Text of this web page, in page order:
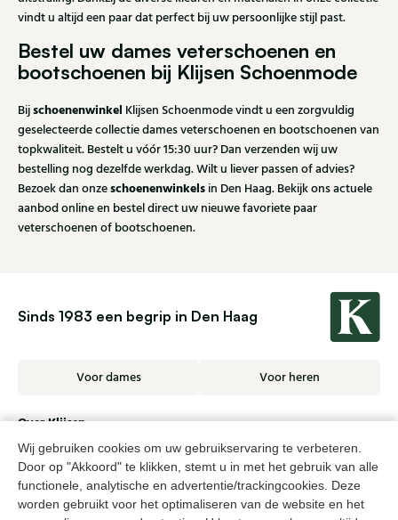
Wij gebruiken cookies om uw gebruikservaring te verbeteren.
Door op "Akkoord" te klikken, stemt u in met het gebruik van alle
functionele, analytische en advertentie/trackingcookies. Deze
worden gebruikt voor het optimaliseren van de website en het
vindt u altijd een paar dat perfect bij uw persoonlijke stijl past.
Bestel uw dames veterschoenen en
bootschoenen bij Klijsen Schoenmode
Bijschoenenwinkel Klijsen Schoenmode vindt u een zorgvuldig
geselecteerde collectie dames veterschoenen en bootschoenen van
topkwaliteit. Bestelt u vóór 15:30 uur? Dan verzenden wij uw
bestelling nog dezelfde werkdag. Wilt u liever passen of advies?
Bezoek dan onzeschoenenwinkels in Den Haag. Bekijk ons actuele
aanbod online en bestel direct uw nieuwe favoriete paar
veterschoenen of bootschoenen.
Sinds 1983 een begrip in Den Haag
Voor dames Voor heren
Over Klijsen
Over ons
Vacatures
Klantenservice
Maten
Ruilen & retourneren
Inloggen / Account